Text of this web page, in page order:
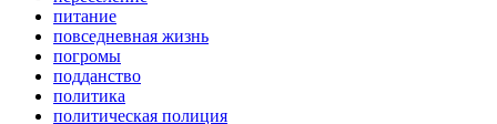
питание
повседневная жизнь
погромы
подданство
политика
политическая полиция